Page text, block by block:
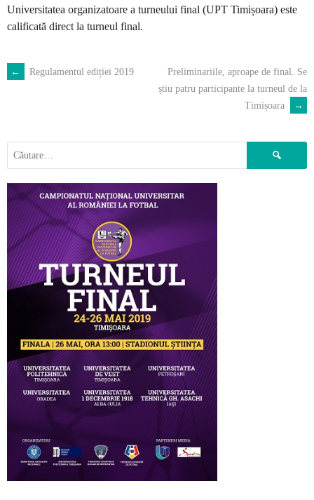
Universitatea organizatoare a turneului final (UPT Timișoara) este
calificată direct la turneul final.
POST
← Regulamentul ediției 2019
Preliminariile, aproape de final. Se
știu patru participante la turneul de la
Timișoara
→